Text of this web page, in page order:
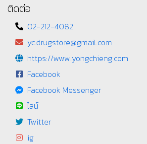
ติดต่อ
02-212-4082
yc.drugstore@gmail.com
https://www.yongchieng.com
Facebook
Facebook Messenger
ไลน์
Twitter
ig